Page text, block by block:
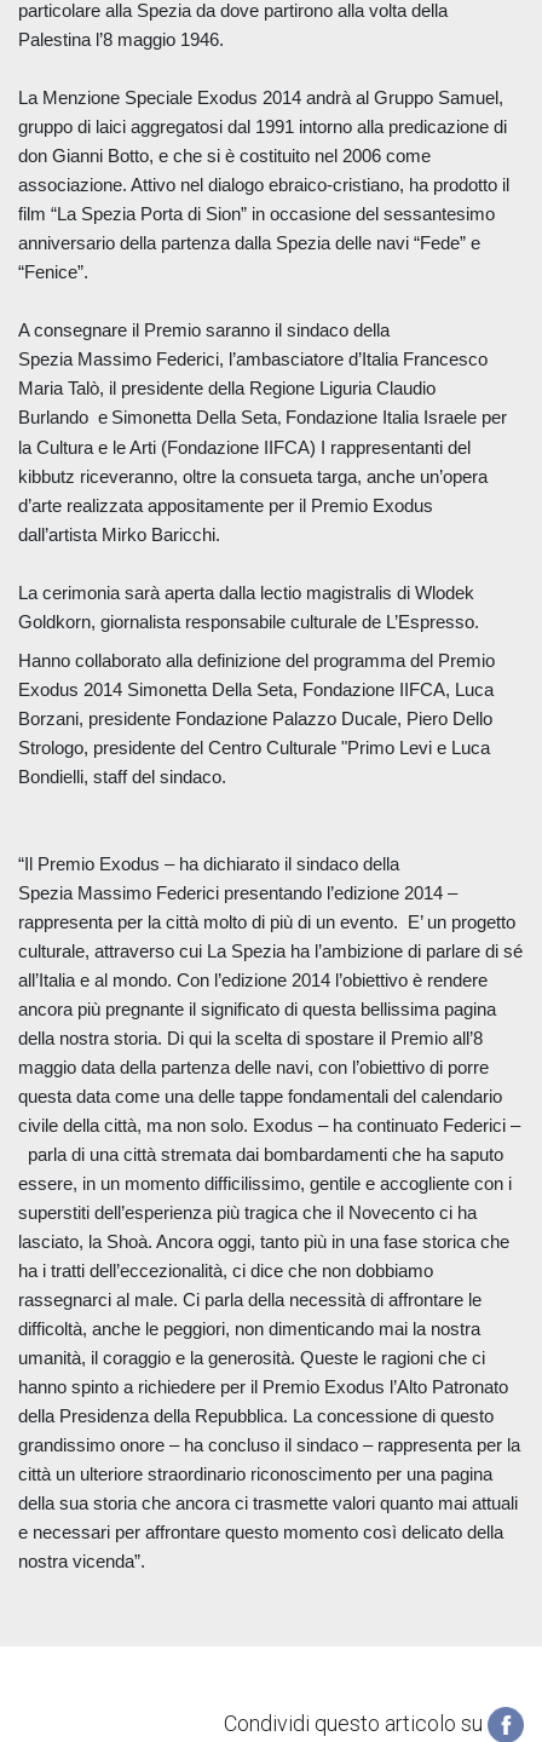
particolare alla Spezia da dove partirono alla volta della
Palestina l’8 maggio 1946.
La Menzione Speciale Exodus 2014 andrà al Gruppo Samuel ,
gruppo di laici aggregatosi dal 1991 intorno alla predicazione di
don Gianni Botto, e che si è costituito nel 2006 come
associazione. Attivo nel dialogo ebraico-cristiano, ha prodotto il
film “La Spezia Porta di Sion” in occasione del sessantesimo
anniversario della partenza dalla Spezia delle navi “Fede” e
“Fenice”.
A consegnare il Premio saranno il sindaco della
Spezia Massimo Federici, l’ambasciatore d’Italia Francesco
Maria Talò, il presidente della Regione Liguria Claudio
Burlando e Simonetta Della Seta, Fondazione Italia Israele per
la Cultura e le Arti (Fondazione IIFCA) I rappresentanti del
kibbutz riceveranno, oltre la consueta targa, anche un’opera
d’arte realizzata appositamente per il Premio Exodus
dall’artista Mirko Baricchi.
La cerimonia sarà aperta dalla lectio magistralis di Wlodek
Goldkorn, giornalista responsabile culturale de L’Espresso.
Hanno collaborato alla definizione del programma del Premio
Exodus 2014 Simonetta Della Seta, Fondazione IIFCA, Luca
Borzani, presidente Fondazione Palazzo Ducale, Piero Dello
Strologo, presidente del Centro Culturale "Primo Levi e Luca
Bondielli, staff del sindaco.
“ Il Premio Exodus – ha dichiarato il sindaco della
Spezia Massimo Federici presentando l’edizione 2014 –
rappresenta per la città molto di più di un evento. E’ un progetto
culturale, attraverso cui La Spezia ha l’ambizione di parlare di sé
all’Italia e al mondo. Con l’edizione 2014 l’obiettivo è rendere
ancora più pregnante il significato di questa bellissima pagina
della nostra storia. Di qui la scelta di spostare il Premio all’8
maggio data della partenza delle navi, con l’obiettivo di porre
questa data come una delle tappe fondamentali del calendario
civile della città, ma non solo. Exodus – ha continuato Federici –
parla di una città stremata dai bombardamenti che ha saputo
essere, in un momento difficilissimo, gentile e accogliente con i
superstiti dell’esperienza più tragica che il Novecento ci ha
lasciato, la Shoà. Ancora oggi, tanto più in una fase storica che
ha i tratti dell’eccezionalità, ci dice che non dobbiamo
rassegnarci al male. Ci parla della necessità di affrontare le
difficoltà, anche le peggiori, non dimenticando mai la nostra
umanità, il coraggio e la generosità. Queste le ragioni che ci
hanno spinto a richiedere per il Premio Exodus l’Alto Patronato
della Presidenza della Repubblica. La concessione di questo
grandissimo onore – ha concluso il sindaco – rappresenta per la
città un ulteriore straordinario riconoscimento per una pagina
della sua storia che ancora ci trasmette valori quanto mai attuali
e necessari per affrontare questo momento così delicato della
nostra vicenda”.
Condividi questo articolo su